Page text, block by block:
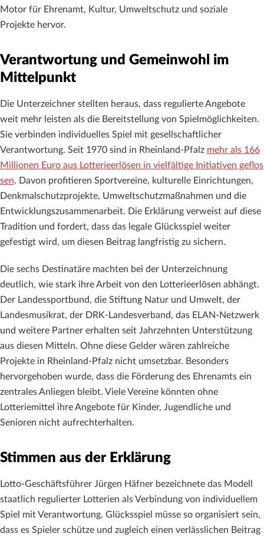
Motor für Ehrenamt, Kultur, Umweltschutz und soziale
Projekte hervor.
Verantwortung und Gemeinwohl im
Mittelpunkt
Die Unterzeichner stellten heraus, dass regulierte Angebote
weit mehr leisten als die Bereitstellung von Spielmöglichkeiten.
Sie verbinden individuelles Spiel mit gesellschaftlicher
Verantwortung. Seit 1970 sind in Rheinland-Pfalz mehr als 166
Millionen Euro aus Lotterieerlösen in vielfältige Initiativen geflos
sen. Davon profitieren Sportvereine, kulturelle Einrichtungen,
Denkmalschutzprojekte, Umweltschutzmaßnahmen und die
Entwicklungszusammenarbeit. Die Erklärung verweist auf diese
Tradition und fordert, dass das legale Glücksspiel weiter
gefestigt wird, um diesen Beitrag langfristig zu sichern.
Die sechs Destinatäre machten bei der Unterzeichnung
deutlich, wie stark ihre Arbeit von den Lotterieerlösen abhängt.
Der Landessportbund, die Stiftung Natur und Umwelt, der
Landesmusikrat, der DRK-Landesverband, das ELAN-Netzwerk
und weitere Partner erhalten seit Jahrzehnten Unterstützung
aus diesen Mitteln. Ohne diese Gelder wären zahlreiche
Projekte in Rheinland-Pfalz nicht umsetzbar. Besonders
hervorgehoben wurde, dass die Förderung des Ehrenamts ein
zentrales Anliegen bleibt. Viele Vereine könnten ohne
Lotteriemittel ihre Angebote für Kinder, Jugendliche und
Senioren nicht aufrechterhalten.
Stimmen aus der Erklärung
Lotto-Geschäftsführer Jürgen Häfner bezeichnete das Modell
staatlich regulierter Lotterien als Verbindung von individuellem
Spiel mit Verantwortung. Glücksspiel müsse so organisiert sein,
dass es Spieler schütze und zugleich einen verlässlichen Beitrag